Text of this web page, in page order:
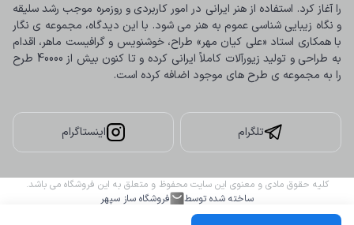
را به مجموعه ی طرح های موجود اضافه کرده است.
تلگرام اینستاگرام
کلیه حقوق مادی و معنوی این سایت محفوظ و متعلق به این فروشگاه می باشد.
ساخته شده توسط
فروشگاه ساز سپهر